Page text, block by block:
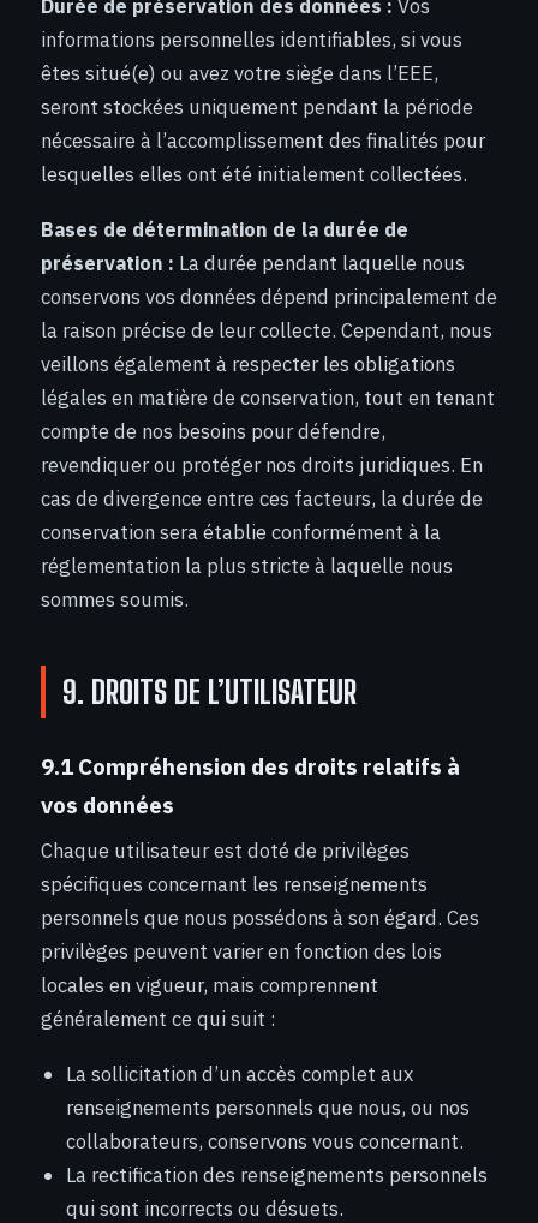
Durée de préservation des données : Vos
informations personnelles identifiables, si vous
êtes situé(e) ou avez votre siège dans l’EEE,
seront stockées uniquement pendant la période
nécessaire à l’accomplissement des finalités pour
lesquelles elles ont été initialement collectées.
Bases de détermination de la durée de
préservation : La durée pendant laquelle nous
conservons vos données dépend principalement de
la raison précise de leur collecte. Cependant, nous
veillons également à respecter les obligations
légales en matière de conservation, tout en tenant
compte de nos besoins pour défendre,
revendiquer ou protéger nos droits juridiques. En
cas de divergence entre ces facteurs, la durée de
conservation sera établie conformément à la
réglementation la plus stricte à laquelle nous
sommes soumis.
9. DROITS DE L’UTILISATEUR
9.1 Compréhension des droits relatifs à
vos données
Chaque utilisateur est doté de privilèges
spécifiques concernant les renseignements
personnels que nous possédons à son égard. Ces
privilèges peuvent varier en fonction des lois
locales en vigueur, mais comprennent
généralement ce qui suit :
La sollicitation d’un accès complet aux
renseignements personnels que nous, ou nos
collaborateurs, conservons vous concernant.
La rectification des renseignements personnels
qui sont incorrects ou désuets.